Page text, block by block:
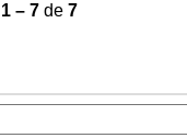
1 – 7 de 7